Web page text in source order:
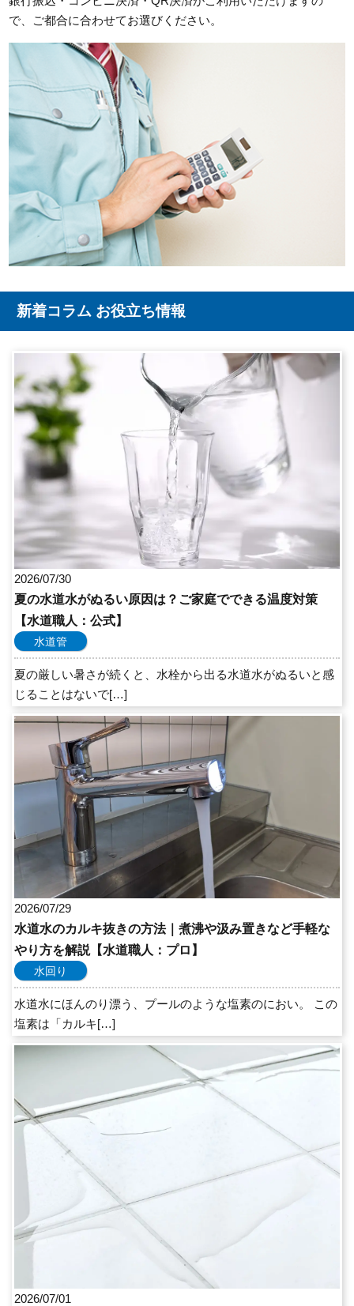
で、ご都合に合わせてお選びください。
新着コラム お役立ち情報
2026/07/30
夏の水道水がぬるい原因は？ご家庭でできる温度対策
【水道職人：公式】
水道管
夏の厳しい暑さが続くと、水栓から出る水道水がぬるいと感
じることはないで[…]
2026/07/29
水道水のカルキ抜きの方法｜煮沸や汲み置きなど手軽な
やり方を解説【水道職人：プロ】
水回り
水道水にほんのり漂う、プールのような塩素のにおい。 この
塩素は「カルキ[…]
2026/07/01